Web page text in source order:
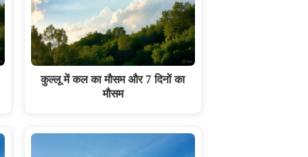
कुल्लू में कल का मौसम और 7 दिनों का
मौसम